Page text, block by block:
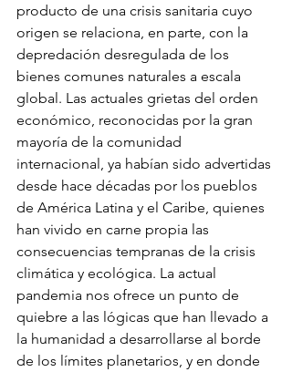
producto de una crisis sanitaria cuyo
origen se relaciona, en parte, con la
depredación desregulada de los
bienes comunes naturales a escala
global. Las actuales grietas del orden
económico, reconocidas por la gran
mayoría de la comunidad
internacional, ya habían sido advertidas
desde hace décadas por los pueblos
de América Latina y el Caribe, quienes
han vivido en carne propia las
consecuencias tempranas de la crisis
climática y ecológica. La actual
pandemia nos ofrece un punto de
quiebre a las lógicas que han llevado a
la humanidad a desarrollarse al borde
de los límites planetarios, y en donde